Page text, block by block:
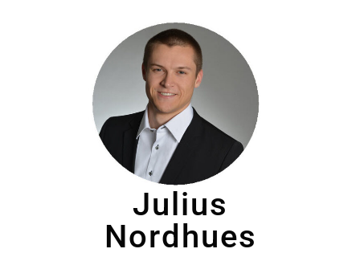
Julius
Nordhues